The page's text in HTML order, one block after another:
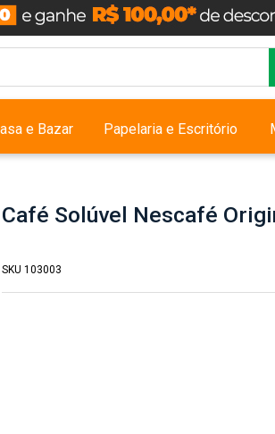
e Bazar Papelaria e Escritório
Café Solúvel Nescafé
SKU 103003